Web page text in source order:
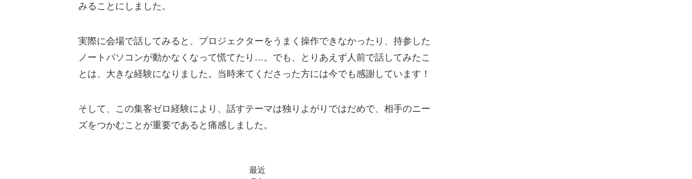
みることにしました。
実際に会場で話してみると、プロジェクターをうまく操作できなかったり、持参した
ノートパソコンが動かなくなって慌てたり…。でも、とりあえず人前で話してみたこ
とは、大きな経験になりました。当時来てくださった方には今でも感謝しています！
そして、この集客ゼロ経験により、話すテーマは独りよがりではだめで、相手のニー
ズをつかむことが重要であると痛感しました。
最近